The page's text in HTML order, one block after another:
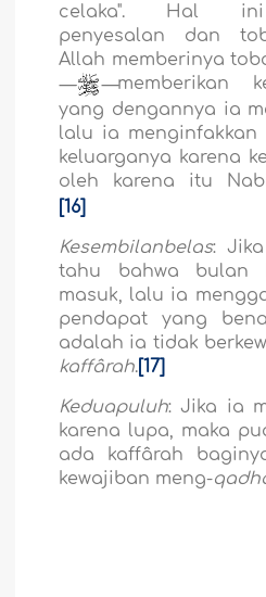
celaka". Hal ini
penyesalan dan
Allah memberinya
—
—memberikan
yang dengannya ia
lalu ia
keluarganya karena
oleh karena itu
[16]
Kesembilanbelas:
tahu bahwa bulan
masuk, lalu ia
pendapat yang
adalah ia tidak
kaffârah. [17]
Keduapuluh: Jika ia
karena lupa, maka
ada kaffârah
kewajiban meng-